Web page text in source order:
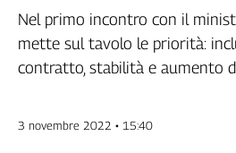
Fillea
Flc
Nel primo incontro con il
mette sul tavolo le priorità:
contratto, stabilità e aumento
3 novembre 2022 • 15:40